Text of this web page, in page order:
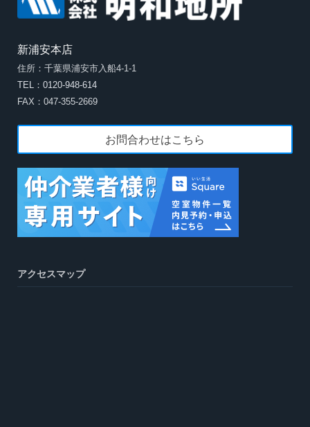
新浦安本店
住所：千葉県浦安市入船4-1-1
TEL：0120-948-614
FAX：047-355-2669
お問合わせはこちら
アクセスマップ